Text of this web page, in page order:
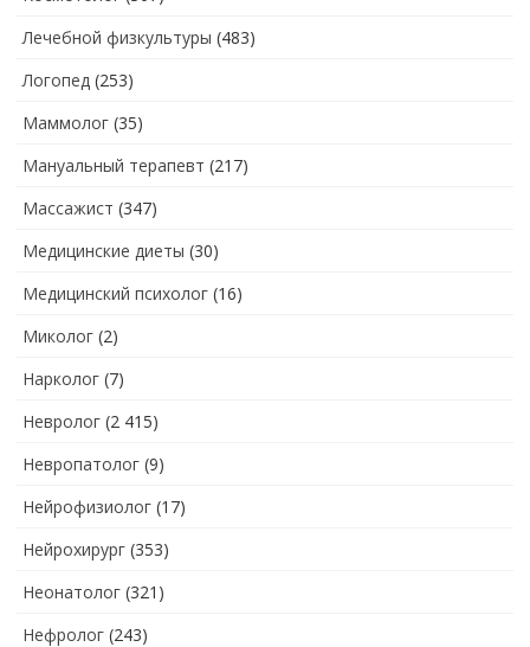
Лечебной физкультуры (483)
Логопед (253)
Маммолог (35)
Мануальный терапевт (217)
Массажист (347)
Медицинские диеты (30)
Медицинский психолог (16)
Миколог (2)
Нарколог (7)
Невролог (2 415)
Невропатолог (9)
Нейрофизиолог (17)
Нейрохирург (353)
Неонатолог (321)
Нефролог (243)